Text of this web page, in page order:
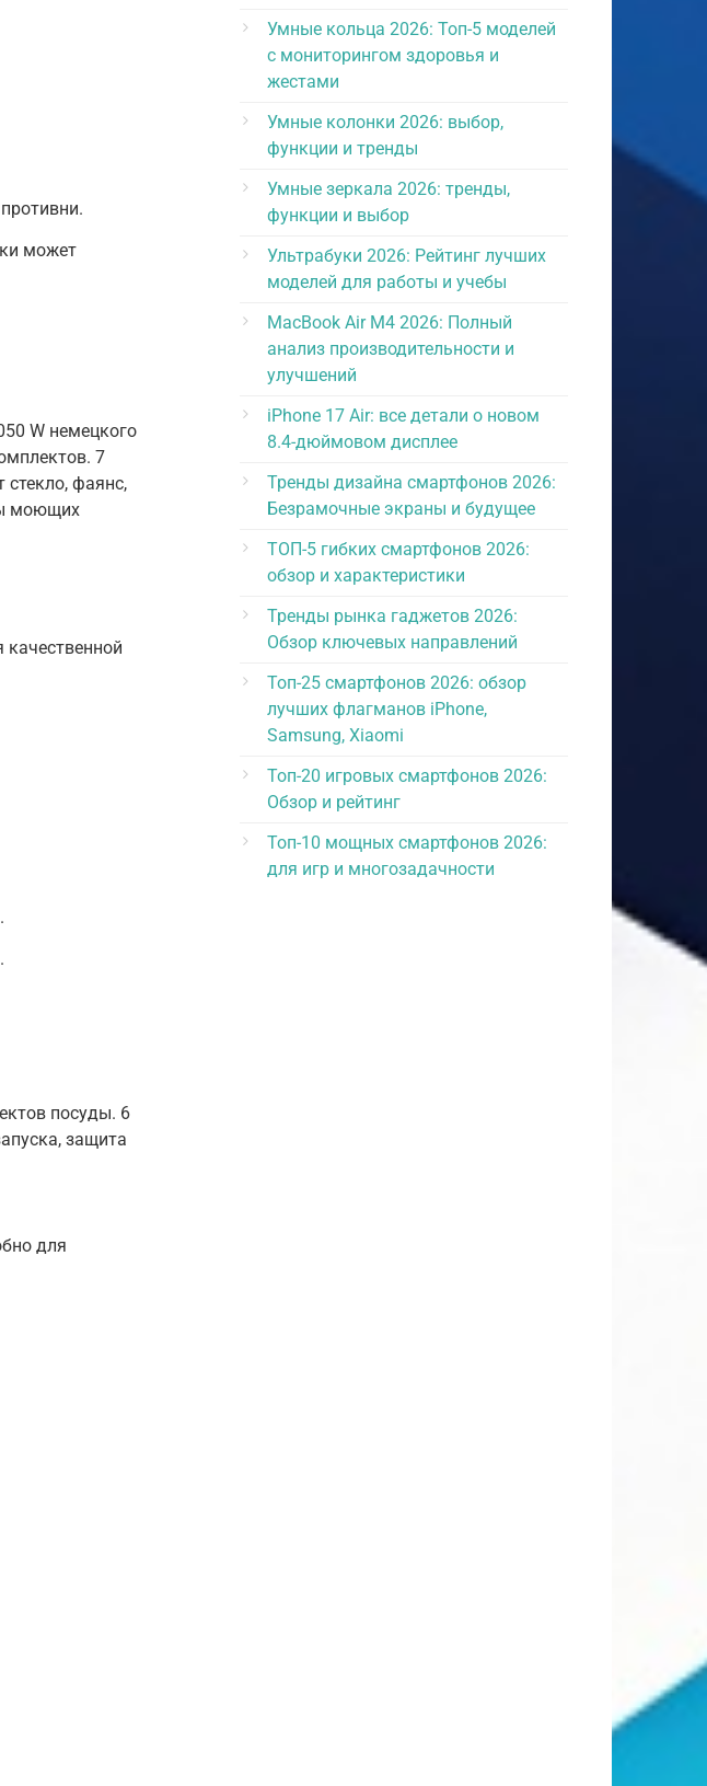
может
W немецкого
7
фаянс,
моющих
посуды. 6
защита
для
Умные кольца 2026: Топ-5 моделей
с мониторингом здоровья и
жестами
Умные колонки 2026: выбор,
функции и тренды
Умные зеркала 2026: тренды,
функции и выбор
Ультрабуки 2026: Рейтинг лучших
моделей для работы и учебы
MacBook Air M4 2026: Полный
анализ производительности и
улучшений
iPhone 17 Air: все детали о новом
8.4-дюймовом дисплее
Тренды дизайна смартфонов 2026:
Безрамочные экраны и будущее
ТОП-5 гибких смартфонов 2026:
обзор и характеристики
Тренды рынка гаджетов 2026:
Обзор ключевых направлений
Топ-25 смартфонов 2026: обзор
лучших флагманов iPhone,
Samsung, Xiaomi
Топ-20 игровых смартфонов 2026:
Обзор и рейтинг
Топ-10 мощных смартфонов 2026:
для игр и многозадачности